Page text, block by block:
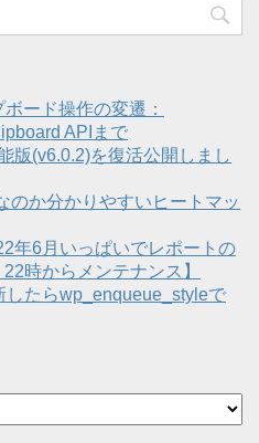
ード操作の変遷：
APIまで
版(v6.0.2)を復活公開しまし
のか分かりやすいヒートマッ
年6月いっぱいでレポートの
時からメンテナンス】
たらwp_enqueue_styleで